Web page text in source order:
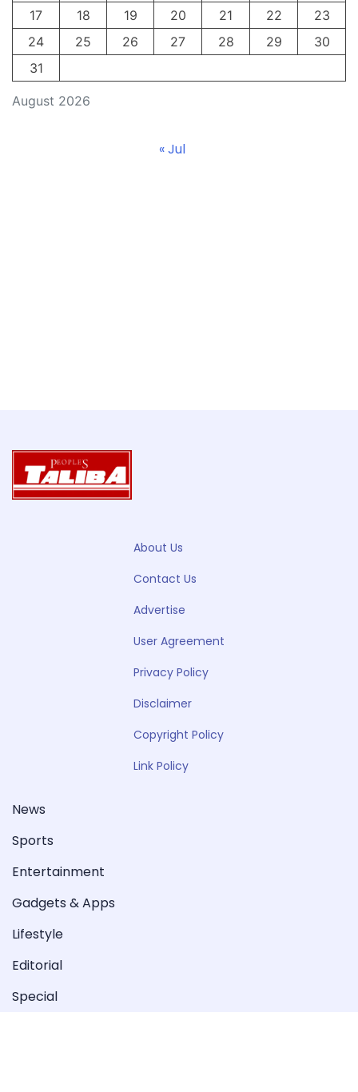
August 2026
17
18 19 20 21 22
23
24
25 26 27 28 29
30
31
« Jul
About Us
Contact Us
Advertise
User Agreement
Privacy Policy
Disclaimer
Copyright Policy
Link Policy
News
Sports
Entertainment
Gadgets & Apps
Lifestyle
Editorial
Special